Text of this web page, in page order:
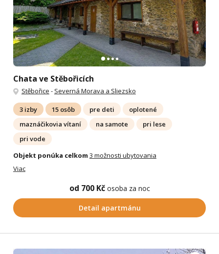
Chata ve Stěbořicích
Stěbořice - Severná Morava a Sliezsko
3 izby 15 osôb pre deti
oplotené
maznáčikovia vítaní
na samote
pri lese
pri vode
Objekt ponúka celkom 3 možnosti ubytovania
Viac
od 700 Kč osoba za noc
Detail apartmánu